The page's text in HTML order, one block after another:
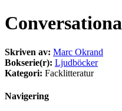
Skriven av: Marc Okrand
Bokserie(r): Ljudböcker
Kategori: Facklitteratur
Navigering